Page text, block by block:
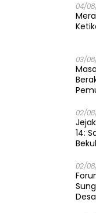
04/
03/
02/
14:
02/